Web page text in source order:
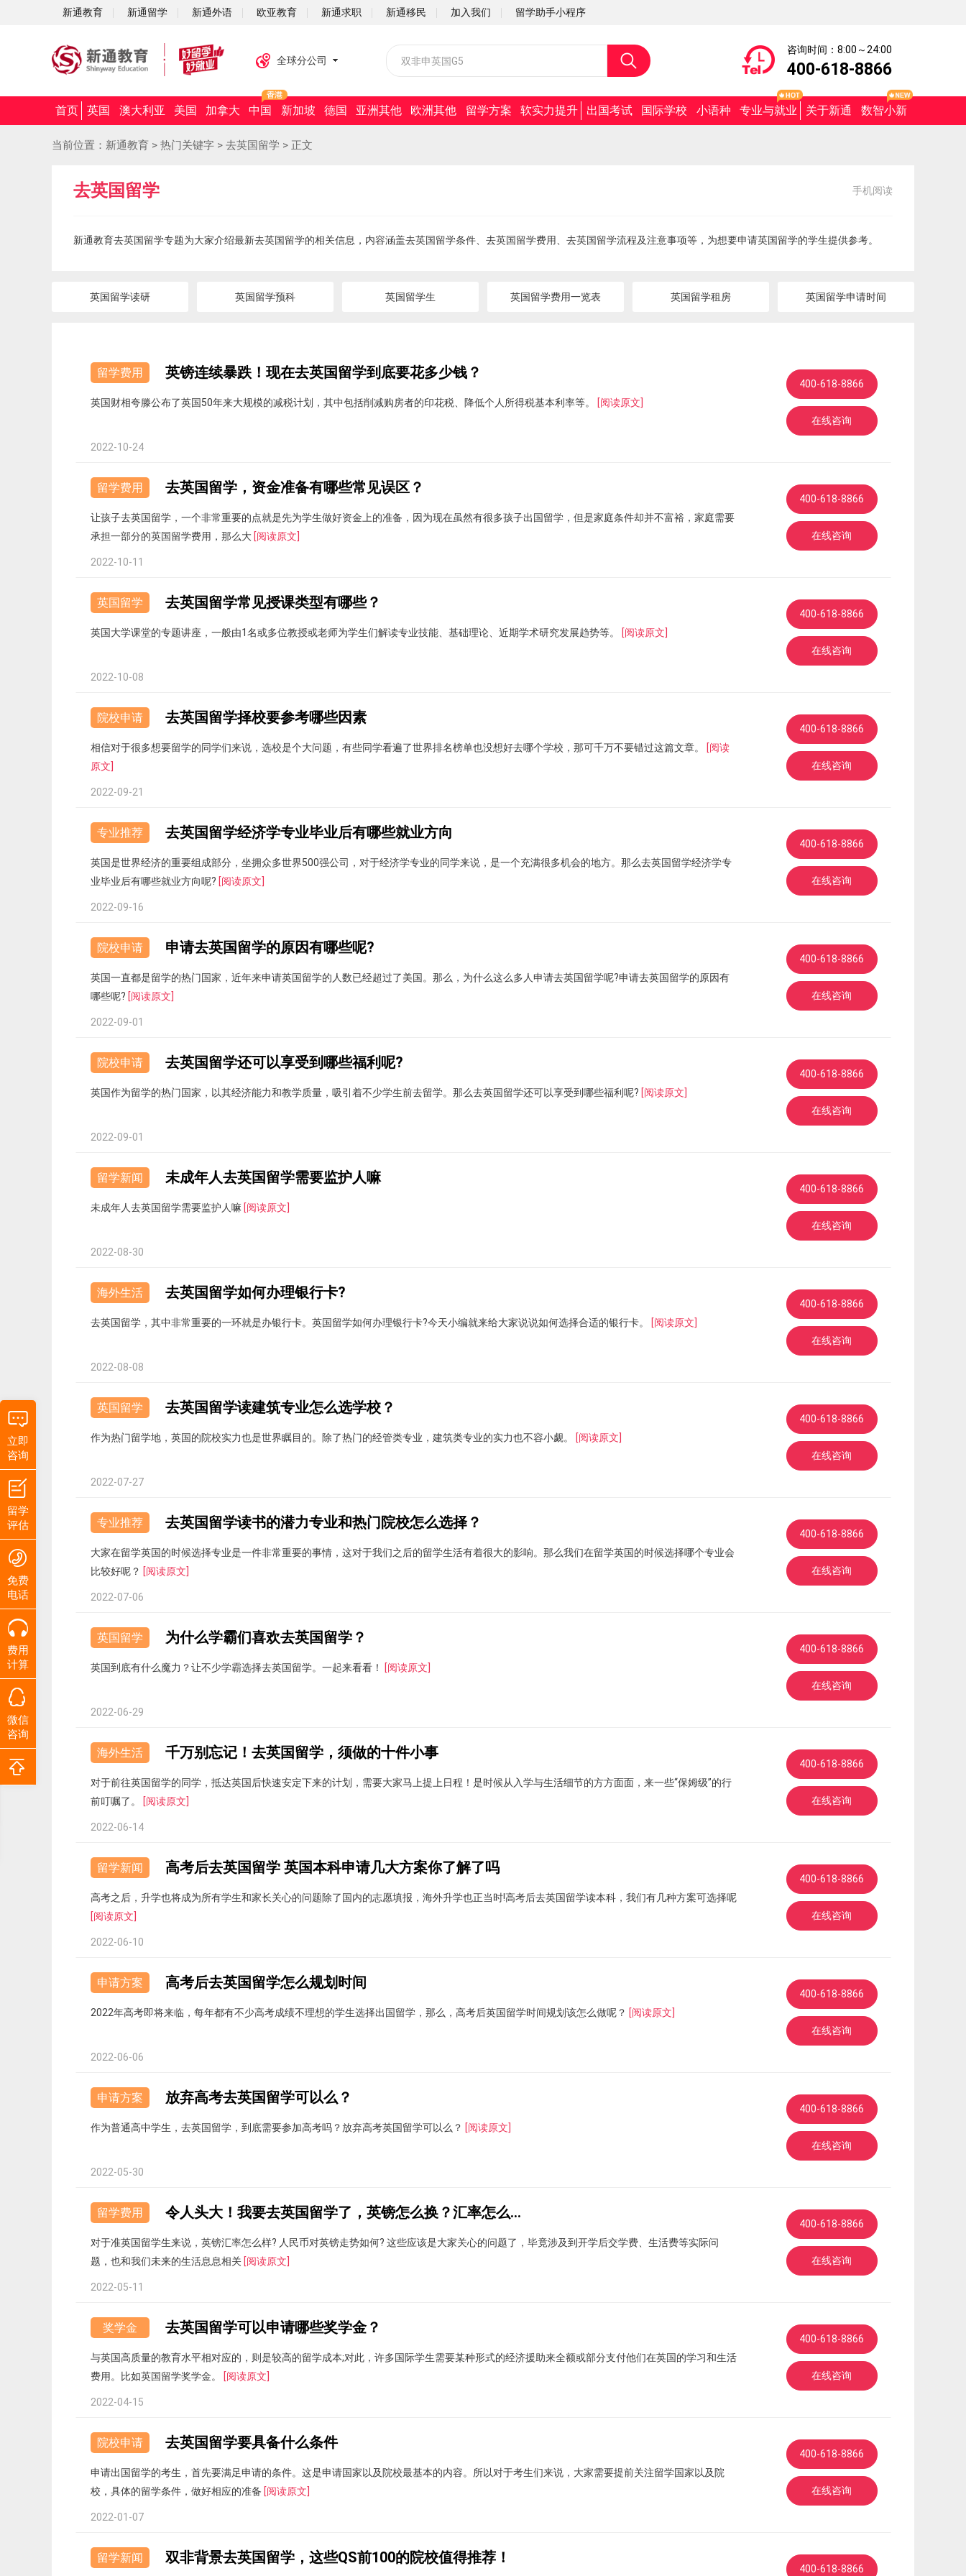
新通教育 新通留学 新通外语 欧亚教育 新通求职 新通移民 加入我们
社会招聘
留学助手小程序
全球分公司
咨询时间：8:00～24:00
400-618-8866
首页 英国 澳大利亚 美国 加拿大 中国 新加坡 德国 亚洲其他 欧洲其他 留学方案 软实力提升 出国考试 国际学校 小语种 专业与就业 关于新通 数智小新
当前位置： 新通教育 > 热门关键字 > 去英国留学 > 正文
去英国留学 手机阅读
新通教育去英国留学专题为大家介绍最新去英国留学的相关信息，内容涵盖去英国留学条件、去英国留学费用、去英国留学流程及注意事项等，为想要申请英国留学的学生提供参考。
英国留学读研 英国留学预科 英国留学生 英国留学费用一览表 英国留学租房 英国留学申请时间
留学费用 英镑连续暴跌！现在去英国留学到底要花多少钱？
英国财相夸滕公布了英国50年来大规模的减税计划，其中包括削减购房者的印花税、降低个人所得税基本利率等。 [阅读原文]
2022-10-24
400-618-8866
在线咨询
留学费用 去英国留学，资金准备有哪些常见误区？
让孩子去英国留学，一个非常重要的点就是先为学生做好资金上的准备，因为现在虽然有很多孩子出国留学，但是家庭条件却并不富裕，家庭需要
承担一部分的英国留学费用，那么大 [阅读原文]
2022-10-11
400-618-8866
在线咨询
英国留学 去英国留学常见授课类型有哪些？
英国大学课堂的专题讲座，一般由1名或多位教授或老师为学生们解读专业技能、基础理论、近期学术研究发展趋势等。 [阅读原文]
2022-10-08
400-618-8866
在线咨询
院校申请 去英国留学择校要参考哪些因素
相信对于很多想要留学的同学们来说，选校是个大问题，有些同学看遍了世界排名榜单也没想好去哪个学校，那可千万不要错过这篇文章。
[阅读
原文]
2022-09-21
400-618-8866
在线咨询
专业推荐 去英国留学经济学专业毕业后有哪些就业方向
英国是世界经济的重要组成部分，坐拥众多世界500强公司，对于经济学专业的同学来说，是一个充满很多机会的地方。那么去英国留学经济学专
业毕业后有哪些就业方向呢? [阅读原文]
2022-09-16
400-618-8866
在线咨询
院校申请 申请去英国留学的原因有哪些呢?
英国一直都是留学的热门国家，近年来申请英国留学的人数已经超过了美国。那么，为什么这么多人申请去英国留学呢?申请去英国留学的原因有
哪些呢? [阅读原文]
2022-09-01
400-618-8866
在线咨询
院校申请 去英国留学还可以享受到哪些福利呢?
英国作为留学的热门国家，以其经济能力和教学质量，吸引着不少学生前去留学。那么去英国留学还可以享受到哪些福利呢? [阅读原文]
2022-09-01
400-618-8866
在线咨询
留学新闻 未成年人去英国留学需要监护人嘛
未成年人去英国留学需要监护人嘛 [阅读原文]
2022-08-30
400-618-8866
在线咨询
海外生活 去英国留学如何办理银行卡?
去英国留学，其中非常重要的一环就是办银行卡。英国留学如何办理银行卡?今天小编就来给大家说说如何选择合适的银行卡。 [阅读原文]
2022-08-08
400-618-8866
在线咨询
英国留学 去英国留学读建筑专业怎么选学校？
作为热门留学地，英国的院校实力也是世界瞩目的。除了热门的经管类专业，建筑类专业的实力也不容小觑。 [阅读原文]
2022-07-27
400-618-8866
在线咨询
专业推荐 去英国留学读书的潜力专业和热门院校怎么选择？
大家在留学英国的时候选择专业是一件非常重要的事情，这对于我们之后的留学生活有着很大的影响。那么我们在留学英国的时候选择哪个专业会
比较好呢？ [阅读原文]
2022-07-06
400-618-8866
在线咨询
英国留学 为什么学霸们喜欢去英国留学？
英国到底有什么魔力？让不少学霸选择去英国留学。一起来看看！ [阅读原文]
2022-06-29
400-618-8866
在线咨询
海外生活 千万别忘记！去英国留学，须做的十件小事
对于前往英国留学的同学，抵达英国后快速安定下来的计划，需要大家马上提上日程！是时候从入学与生活细节的方方面面，来一些“保姆级”的行
前叮嘱了。
[阅读原文]
2022-06-14
400-618-8866
在线咨询
留学新闻 高考后去英国留学 英国本科申请几大方案你了解了吗
高考之后，升学也将成为所有学生和家长关心的问题除了国内的志愿填报，海外升学也正当时!高考后去英国留学读本科，我们有几种方案可选择呢
[阅读原文]
2022-06-10
400-618-8866
在线咨询
申请方案 高考后去英国留学怎么规划时间
2022年高考即将来临，每年都有不少高考成绩不理想的学生选择出国留学，那么，高考后英国留学时间规划该怎么做呢？ [阅读原文]
2022-06-06
400-618-8866
在线咨询
申请方案 放弃高考去英国留学可以么？
作为普通高中学生，去英国留学，到底需要参加高考吗？放弃高考英国留学可以么？ [阅读原文]
2022-05-30
400-618-8866
在线咨询
留学费用 令人头大！我要去英国留学了，英镑怎么换？汇率怎么看？
对于准英国留学生来说，英镑汇率怎么样? 人民币对英镑走势如何? 这些应该是大家关心的问题了，毕竟涉及到开学后交学费、生活费等实际问
题，也和我们未来的生活息息相关 [阅读原文]
2022-05-11
400-618-8866
在线咨询
奖学金 去英国留学可以申请哪些奖学金？
与英国高质量的教育水平相对应的，则是较高的留学成本;对此，许多国际学生需要某种形式的经济援助来全额或部分支付他们在英国的学习和生活
费用。比如英国留学奖学金。
[阅读原文]
2022-04-15
400-618-8866
在线咨询
院校申请 去英国留学要具备什么条件
申请出国留学的考生，首先要满足申请的条件。这是申请国家以及院校最基本的内容。所以对于考生们来说，大家需要提前关注留学国家以及院
校，具体的留学条件，做好相应的准备 [阅读原文]
2022-01-07
400-618-8866
在线咨询
留学新闻 双非背景去英国留学，这些QS前100的院校值得推荐！
400-618-8866
立即
咨询
留学
评估
免费
电话
费用
计算
微信
咨询